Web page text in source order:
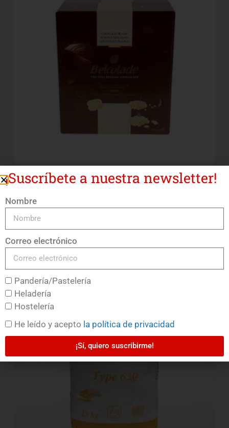
LEER MÁS
¡Suscríbete a nuestra newsletter!
Nombre
Correo electrónico
Pandería/Pastelería
Heladería
Hostelería
He leído y acepto la política de privacidad
¡Sí, quiero suscribirme!